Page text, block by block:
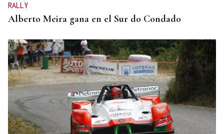
RALLY
Alberto Meira gana en el Sur do Condado